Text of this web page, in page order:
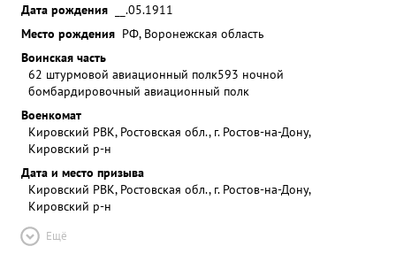
Дата рождения
__.05.1911
Место рождения РФ, Воронежская область
Воинская часть
62 штурмовой авиационный полк593 ночной
бомбардировочный авиационный полк
Военкомат
Кировский РВК, Ростовская обл., г. Ростов-на-Дону,
Кировский р-н
Дата и место призыва
Кировский РВК, Ростовская обл., г. Ростов-на-Дону,
Кировский р-н
Ещё